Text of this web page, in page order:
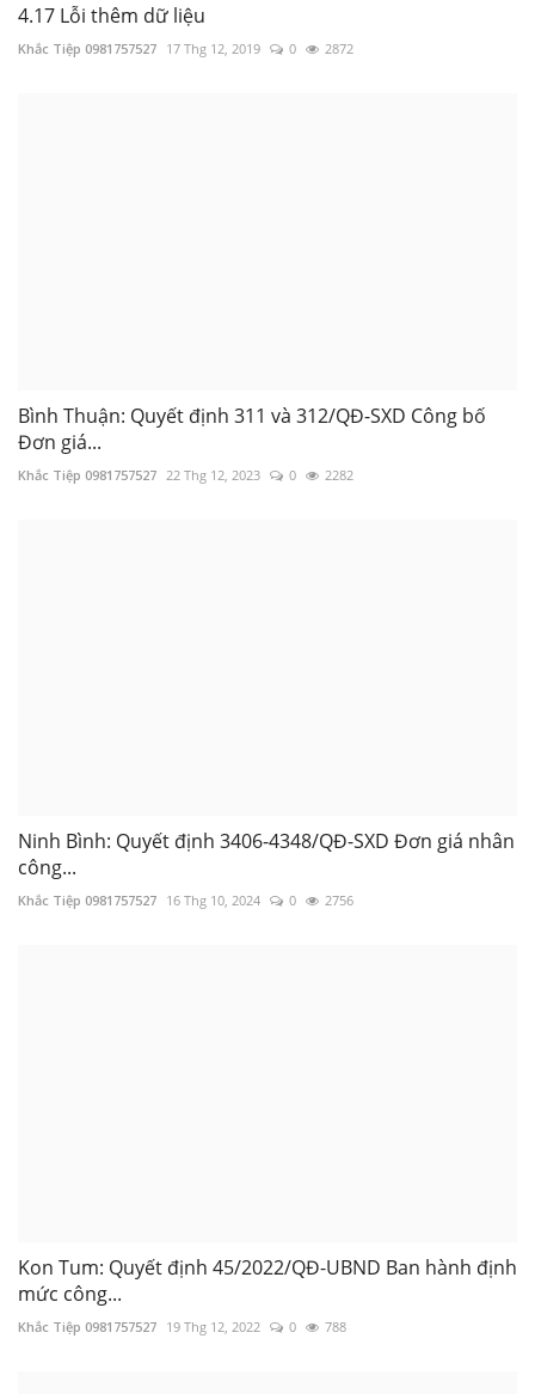
4.17 Lỗi thêm dữ liệu
Khắc Tiệp 0981757527 17 Thg 12, 2019 0 2872
Bình Thuận: Quyết định 311 và 312/QĐ-SXD Công bố
Đơn giá...
Khắc Tiệp 0981757527 22 Thg 12, 2023 0 2282
Ninh Bình: Quyết định 3406-4348/QĐ-SXD Đơn giá nhân
công...
Khắc Tiệp 0981757527 16 Thg 10, 2024 0 2756
Kon Tum: Quyết định 45/2022/QĐ-UBND Ban hành định
mức công...
Khắc Tiệp 0981757527 19 Thg 12, 2022 0 788